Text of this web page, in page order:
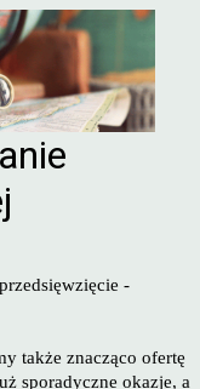
-
także znacząco ofertę
sporadyczne okazje, a